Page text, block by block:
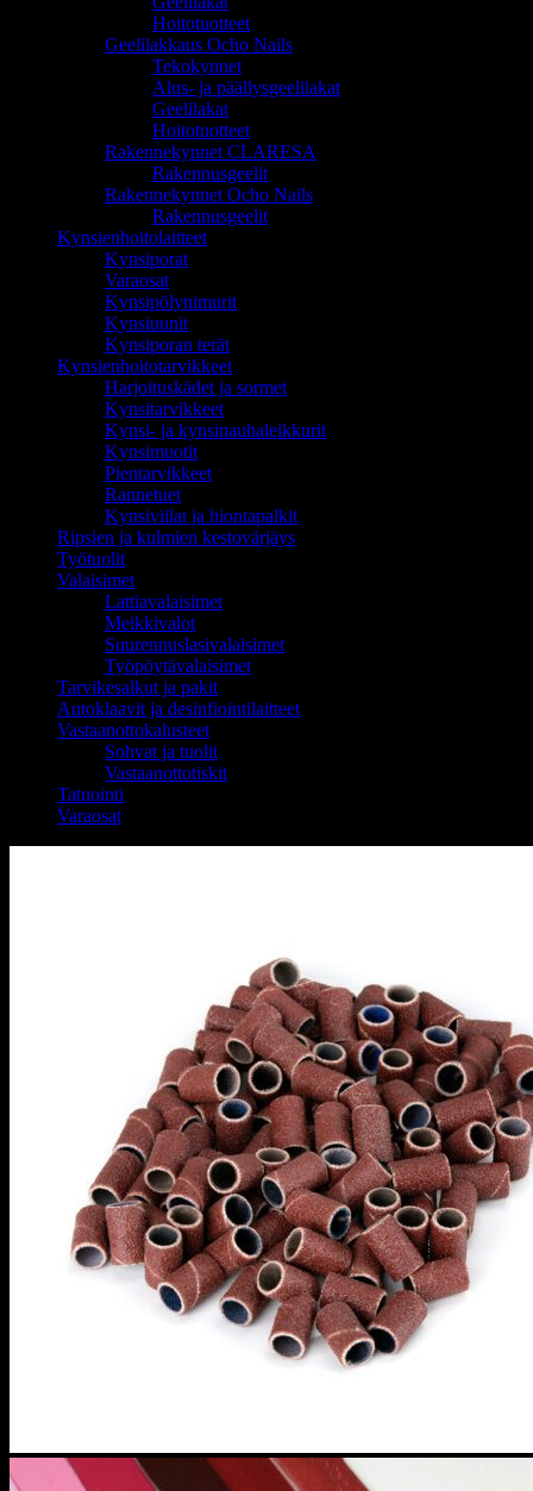
Hoitotuotteet
Geelilakkaus Ocho Nails
Tekokynnet
Alus- ja päällysgeelilakat
Geelilakat
Hoitotuotteet
Rakennekynnet CLARESA
Rakennusgeelit
Rakennekynnet Ocho Nails
Rakennusgeelit
Kynsienhoitolaitteet
Kynsiporat
Varaosat
Kynsipölynimurit
Kynsiuunit
Kynsiporan terät
Kynsienhoitotarvikkeet
Harjoituskädet ja sormet
Kynsitarvikkeet
Kynsi- ja kynsinauhaleikkurit
Kynsimuotit
Pientarvikkeet
Rannetuet
Kynsiviilat ja hiontapalkit
Ripsien ja kulmien kestovärjäys
Työtuolit
Valaisimet
Lattiavalaisimet
Meikkivalot
Suurennuslasivalaisimet
Työpöytävalaisimet
Tarvikesalkut ja pakit
Autoklaavit ja desinfiointilaitteet
Vastaanottokalusteet
Sohvat ja tuolit
Vastaanottotiskit
Tatuointi
Varaosat